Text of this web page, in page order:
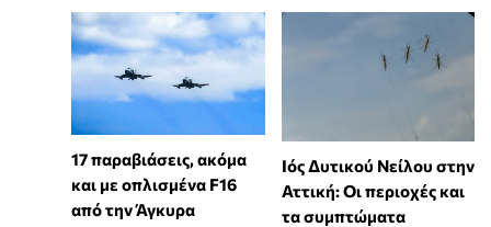
17 παραβιάσεις, ακόμα
και με οπλισμένα F16
από την Άγκυρα
Ιός Δυτικού Νείλου στην
Αττική: Οι περιοχές και
τα συμπτώματα